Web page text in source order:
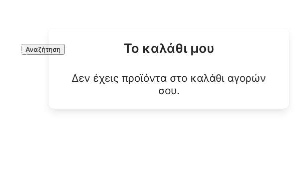
Αναζήτηση Το καλάθι μου
Δεν έχεις προϊόντα στο καλάθι αγορών
σου.